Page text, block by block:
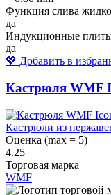
Функция слива
да
Индукционные
да
💖 Добавить в
Кастрюля WMF
Кастрюли из
Оценка (max = 5)
4.25
Торговая марка
WMF